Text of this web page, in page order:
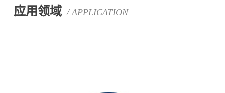
应用领域 / APPLICATION